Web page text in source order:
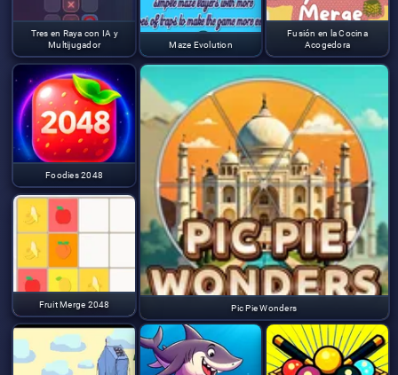
Tres en Raya con IA y
Multijugador
Maze Evolution
Fusión en la Cocina
Acogedora
Foodies 2048
Pic Pie Wonders
Fruit Merge 2048